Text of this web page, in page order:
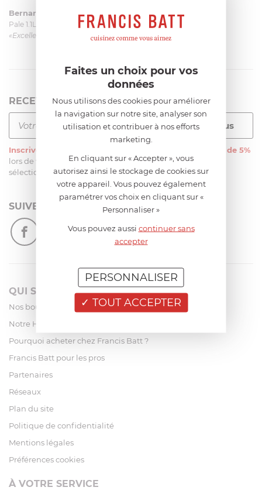
Bernard le 23/06/2026 à 09:43
Pale 1.1L pour Glacier Magimix 11031/121/123/124
«Excellent: produit et livraison»
RECEVEZ LA NEWSLETTER
Inscrivez-vous
une remise de 5%
lors de votre première commande sur notre site sur une
sélection d’articles, hors soldes et promotions
SUIVEZ-NOUS
QUI SOMMES-NOUS?
Nos boutiques
Notre Histoire
Pourquoi acheter chez Francis Batt ?
Francis Batt pour les pros
Partenaires
Réseaux
Plan du site
Politique de confidentialité
Mentions légales
Préférences cookies
À VOTRE SERVICE
Faites un choix pour vos
données
Nous utilisons des cookies pour améliorer
la navigation sur notre site, analyser son
utilisation et contribuer à nos efforts
marketing.
En cliquant sur « Accepter », vous
autorisez ainsi le stockage de cookies sur
votre appareil. Vous pouvez également
paramétrer vos choix en cliquant sur «
Personnaliser »
Vous pouvez aussi continuer sans
accepter
TOUT ACCEPTER
PERSONNALISER